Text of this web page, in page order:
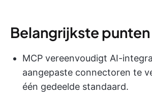
Belangrijkste punten
MCP vereenvoudigt AI-
aangepaste connectoren te
één gedeelde standaard.